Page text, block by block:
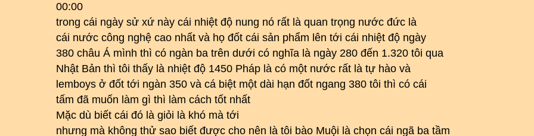
00:00
trong cái ngày sử xứ này cái nhiệt độ nung nó rất là quan trọng nước đức là
cái nước công nghệ cao nhất và họ đốt cái sản phẩm lên tới cái nhiệt độ ngày
380 châu Á mình thì có ngàn ba trên dưới có nghĩa là ngày 280 đến 1.320 tôi qua
Nhật Bản thì tôi thấy là nhiệt độ 1450 Pháp là có một nước rất là tự hào và
lemboys ở đốt tới ngàn 350 và cá biệt một dài hạn đốt ngang 380 tôi thì có cái
tấm đã muốn làm gì thì làm cách tốt nhất
Mặc dù biết cái đó là giỏi là khó mà tới
nhưng mà không thử sao biết được cho nên là tôi bào Muội là chọn cái ngã ba tầm